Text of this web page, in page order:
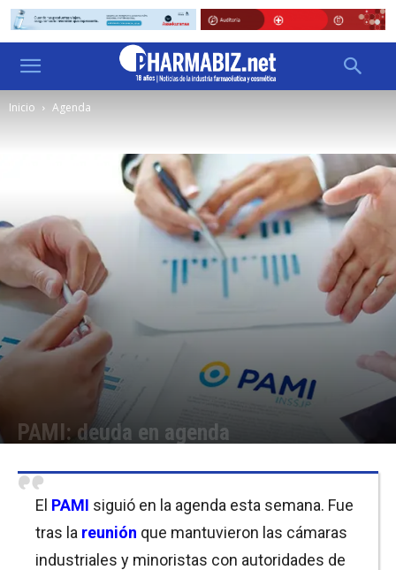
Inicio Agenda
PAMI: deuda en agenda
El PAMI siguió en la agenda esta semana. Fue
tras la reunión que mantuvieron las cámaras
industriales y minoristas con autoridades de